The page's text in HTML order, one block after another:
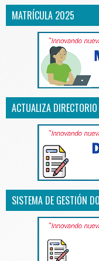
MATRÍCULA 2025
ACTUALIZA
SISTEMA DE GESTIÓN